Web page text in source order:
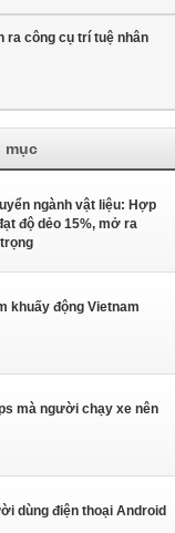
ra công cụ trí tuệ nhân
mục
ngành vật liệu: Hợp
độ dẻo 15%, mở ra
khuấy động Vietnam
mà người chạy xe nên
dùng điện thoại Android